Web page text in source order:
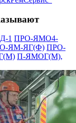
1 ПРО-ЯМО4-
ЯМ-ЯГ(Ф) ПРО-
П-ЯМОГ(М),